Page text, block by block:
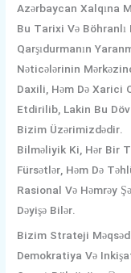
Azərbaycan Xalqına
Bu Tarixi Və Böhranlı
Qarşıdurmanın
Nəticələrinin
Daxili, Həm Də Xarici
Etdirilib, Lakin Bu
Bizim Üzərimizdədir.
Bilməliyik Ki, Hər Bir
Fürsətlər, Həm Də
Rasional Və Həmrəy
Dəyişə Bilər.
Bizim Strateji
Demokratiya Və